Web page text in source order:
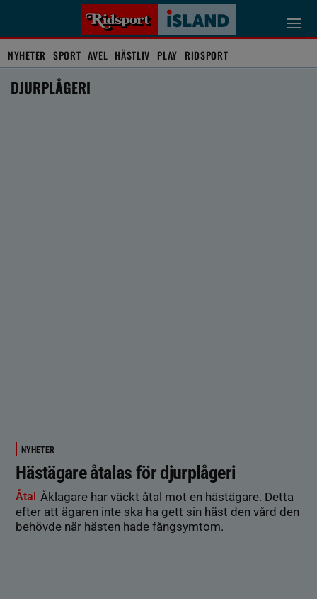
NYHETER SPORT AVEL HÄSTLIV PLAY RIDSPORT
DJURPLÅGERI
NYHETER
Hästägare åtalas för djurplågeri
Åtal Åklagare har väckt åtal mot en hästägare. Detta
efter att ägaren inte ska ha gett sin häst den vård den
behövde när hästen hade fångsymtom.